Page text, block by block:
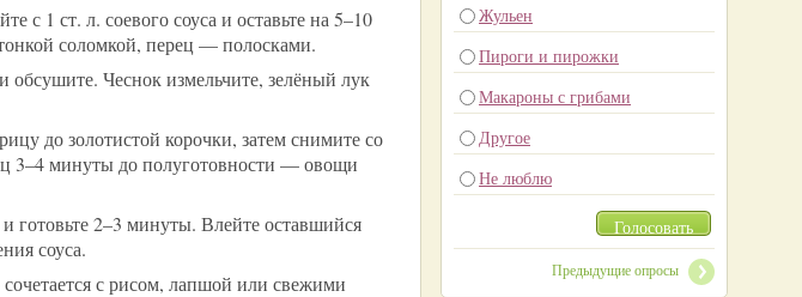
1 ст. л. соевого соуса и оставьте на 5–10
соломкой, перец — полосками.
обсушите. Чеснок измельчите, зелёный лук
до золотистой корочки, затем снимите со
3–4 минуты до полуготовности — овощи
готовьте 2–3 минуты. Влейте оставшийся
соуса.
с рисом, лапшой или свежими
Жульен
Пироги и пирожки
Макароны с грибами
Другое
Не люблю
Голосовать
Предыдущие опросы